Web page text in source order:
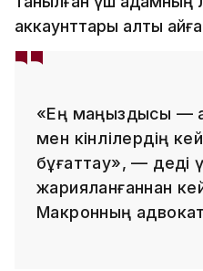
аккаунттары алты
«Ең маңыздысы —
мен кінәлілердің
бұғаттау», — деді
жарияланғаннан
Макронның